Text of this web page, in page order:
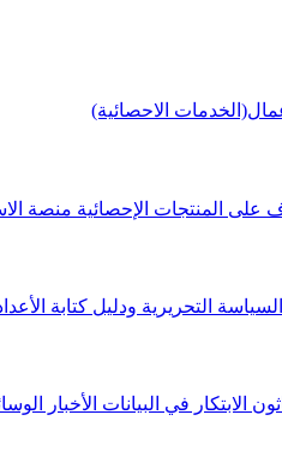
الاحصائية)
على المنتجات الإحصائية منصة
السياسة التحريرية ودليل كتابة
الابتكار في البيانات الأخبار